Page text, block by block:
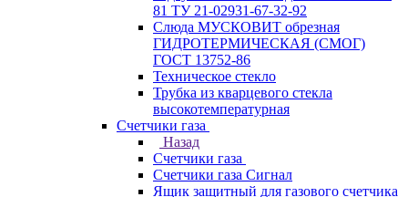
81 ТУ 21-02931-67-32-92
Слюда МУСКОВИТ обрезная
ГИДРОТЕРМИЧЕСКАЯ (СМОГ)
ГОСТ 13752-86
Техническое стекло
Трубка из кварцевого стекла
высокотемпературная
Счетчики газа
Назад
Счетчики газа
Счетчики газа Сигнал
Ящик защитный для газового счетчика